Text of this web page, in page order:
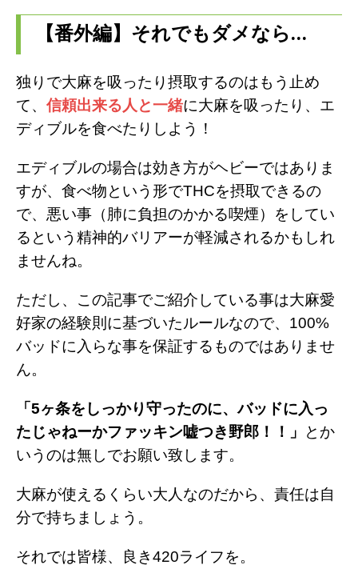
i
t
e
r
l
g
r
a
m
n
【番外編】それでもダメなら…
独りで大麻を吸ったり摂取するのはもう止め
て、 信頼出来る人と一緒に大麻を吸ったり、エ
ディブルを食べたりしよう！
エディブルの場合は効き方がヘビーではありま
すが、食べ物という形でTHCを摂取できるの
で、悪い事（肺に負担のかかる喫煙）をしてい
るという精神的バリアーが軽減されるかもしれ
ませんね。
ただし、この記事でご紹介している事は大麻愛
好家の経験則に基づいたルールなので、100%
バッドに入らな事を保証するものではありませ
ん。
「5ヶ条をしっかり守ったのに、バッドに入っ
たじゃねーかファッキン嘘つき野郎！！」
とか
いうのは無しでお願い致します。
大麻が使えるくらい大人なのだから、責任は自
分で持ちましょう。
それでは皆様、良き420ライフを。